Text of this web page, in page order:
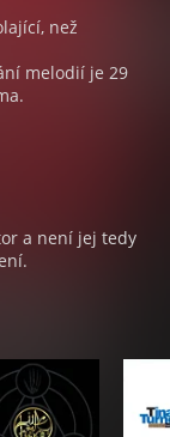
než
melodií je 29
a není jej tedy